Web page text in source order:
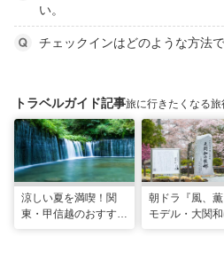
い。
チェックインはどのような方法
トラベルガイド記事旅に行きたくなる
涼しい夏を満喫！関
東・甲信越のおすすめ
朝ドラ『風、
モデル・大関